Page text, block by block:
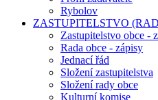
Rybolov
ZASTUPITELSTVO
Zastupitelstvo obce -
Rada obce - zápisy
Jednací řád
Složení zastupitelstva
Složení rady obce
Kulturní komise